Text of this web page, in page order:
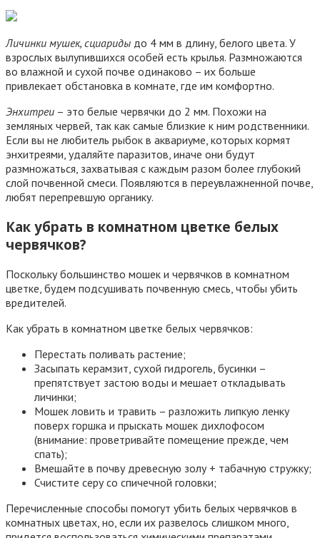
Личинки мушек, сциариды до 4 мм в длину, белого цвета. У
взрослых вылупившихся особей есть крылья. Размножаются
во влажной и сухой почве одинаково – их больше
привлекает обстановка в комнате, где им комфортно.
Энхитреи – это белые червячки до 2 мм. Похожи на
земляных червей, так как самые близкие к ним родственники.
Если вы не любитель рыбок в аквариуме, которых кормят
энхитреями, удаляйте паразитов, иначе они будут
размножаться, захватывая с каждым разом более глубокий
слой почвенной смеси. Появляются в переувлажненной почве,
любят перепревшую органику.
Как убрать в комнатном цветке белых
червячков?
Поскольку большинство мошек и червячков в комнатном
цветке, будем подсушивать почвенную смесь, чтобы убить
вредителей.
Как убрать в комнатном цветке белых червячков:
Перестать поливать растение;
Засыпать керамзит, сухой гидрогель, бусинки –
препятствует застою воды и мешает откладывать
личинки;
Мошек ловить и травить – разложить липкую ленку
поверх горшка и прыскать мошек дихлофосом
(внимание: проветривайте помещение прежде, чем
спать);
Вмешайте в почву древесную золу + табачную стружку;
Счистите серу со спичечной головки;
Перечисленные способы помогут убить белых червячков в
комнатных цветах, но, если их развелось слишком много,